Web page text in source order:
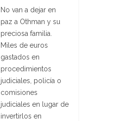
No van a dejar en
paz a Othman y su
preciosa familia.
Miles de euros
gastados en
procedimientos
judiciales, policía o
comisiones
judiciales en lugar de
invertirlos en